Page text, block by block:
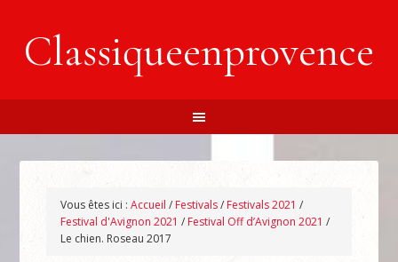
Classiqueenprovence
Vous êtes ici :Accueil / Festivals/ Festivals 2021 /
Festival d'Avignon 2021 / Festival Off d’Avignon 2021 /
Le chien. Roseau 2017